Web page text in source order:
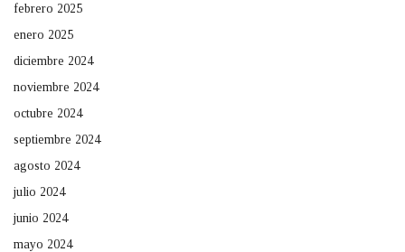
febrero 2025
enero 2025
diciembre 2024
noviembre 2024
octubre 2024
septiembre 2024
agosto 2024
julio 2024
junio 2024
mayo 2024